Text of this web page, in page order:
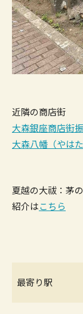
近隣の商店街
大森銀座商店街
大森八幡（やは
夏越の大祓：茅
紹介はこちら
最寄り駅